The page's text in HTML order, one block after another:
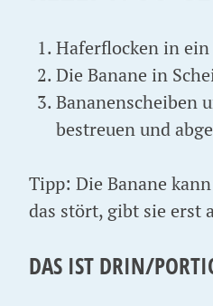
Haferflocken in
Die Banane in
Bananenscheiben
bestreuen und
Tipp: Die Banane
das stört, gibt sie erst
DAS IST DRIN/